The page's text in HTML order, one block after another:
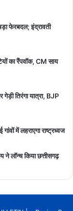
फेरबदल; इंद्रावती
का रैंपवॉक, CM साय
तिरंगा यात्रा, BJP
में लहराएगा राष्ट्रध्वज
ने लॉन्च किया छत्तीसगढ़